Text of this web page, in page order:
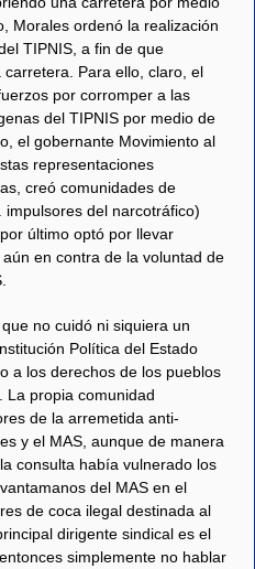
Morales ordenó la realización
TIPNIS, a fin de que
Para ello, claro, el
por corromper a las
del TIPNIS por medio de
el gobernante Movimiento al
representaciones
creó comunidades de
del narcotráfico)
último optó por llevar
en contra de la voluntad de
no cuidó ni siquiera un
Política del Estado
a los derechos de los pueblos
La propia comunidad
de la arremetida anti-
y el MAS, aunque de manera
consulta había vulnerado los
del MAS en el
de coca ilegal destinada al
dirigente sindical es el
simplemente no hablar